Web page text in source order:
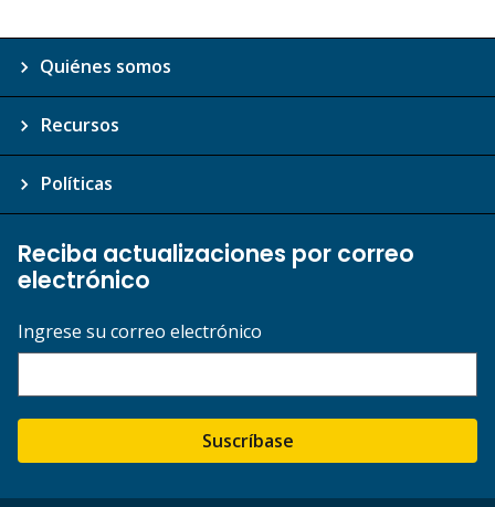
Quiénes somos
Recursos
Políticas
Reciba actualizaciones por correo
electrónico
Ingrese su correo electrónico
Suscríbase